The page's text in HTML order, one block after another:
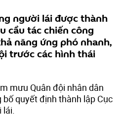
người lái được thành
cầu tác chiến công
năng ứng phó nhanh,
trước các hình thái
mưu Quân đội nhân dân
quyết định thành lập Cục
lái.